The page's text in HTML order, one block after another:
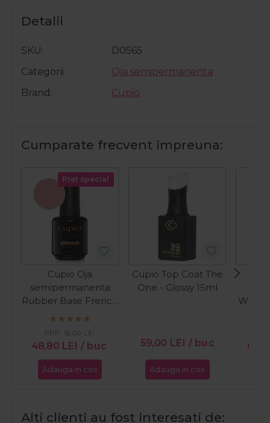
Detalii
SKU
D0565
Categorii
Oja semipermanenta
Brand
Cupio
Cumparate frecvent impreuna:
Pret special
Cupio Oja
semipermanenta
Rubber Base French
Collection - Perfect
48,80 LEI / buc
PRP: 56,00 LEI
Adauga in cos
Cupio Top Coat The
One - Glossy 15ml
59,00 LEI / buc
Adauga in cos
Alti clienti au fost interesati de: